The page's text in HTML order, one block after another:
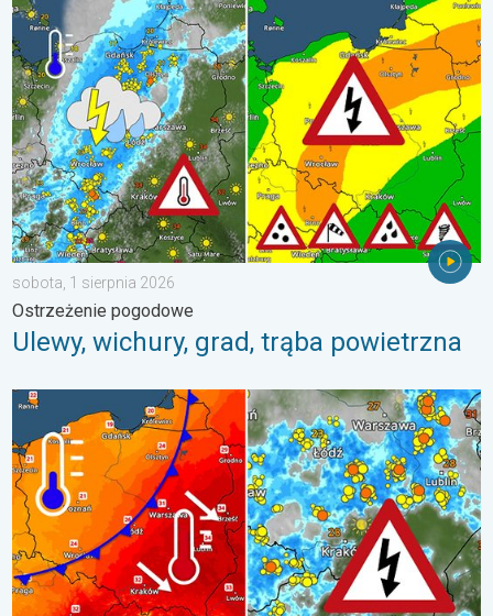
Ulewy, wichury, grad, trąba powietrzna. Ostrzeżenie
sobota, 1 sierpnia 2026
Ostrzeżenie pogodowe
Ulewy, wichury, grad, trąba powietrzna
Groźne burze na pożegnanie upałów. Ochłodzenie i burze. . .